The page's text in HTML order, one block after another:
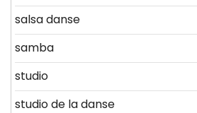
salsa danse
samba
studio
studio de la danse